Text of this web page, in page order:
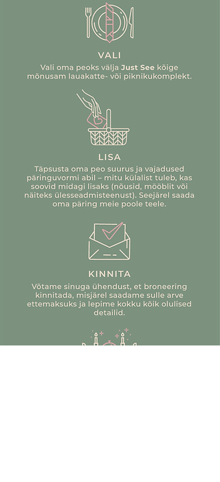
8 veinipokaali kuldse äärega,
läbipaistev klaas (250 ml)
8 vahuveinipokaal kuldse äärega,
läbipaistev klaas (200 ml)
8 valget kuldse äärega kohvitassi
alustaldrikuga (220 ml)
16 kuldset praenuga (23,5 cm) ja
kahvlit (20,5 cm)
8 kuldset teelusikat (14,3 cm) ja
tordikahvlit (14 cm)
8 kuldset küünlajalga (H20 cm ja H25
cm)
8 tumepunanst antiikküünalt (28 cm,
8h)
kuldsed ja punased)
EXTRA NEW YORK serveerimisnõud
(+25€):
1 suur kuldne jäänõu, metallist (D35,5
cm,12l)
1 väike kuldne jäänõu, metallist (ühele
pudelile)
2 karahvini, klaasist (1l)
lauda katta, aitame sind
rõõmuga. Lisaks aitame ka toidu ja
kõige muu korraldamisega.
Kõige parem uudis – sa ei pea
midagi ise pesema!
Kui sul jääb veel miskit puudu, kiika
www.kõvernael.ee, kust saad
üksikuid esemeid juurde rentida.
Asume samal aadressil, nii et eraldi
sõitu tegema ei pea.
Kui otsid veel vastuseid (kes meist
ei otsiks ;)), võta meiega ühendust
aadressil info@justseerent.ee